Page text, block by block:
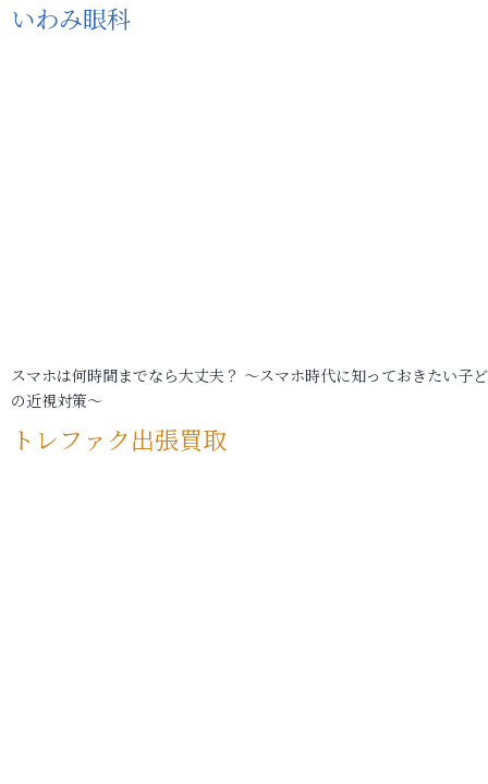
いわみ眼科
スマホは何時間までなら大丈夫？ ～スマホ時代に知っておきたい子
の近視対策～
トレファク出張買取